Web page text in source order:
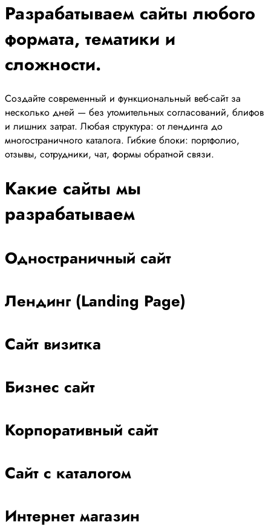
Разрабатываем сайты любого
формата, тематики и
сложности.
Создайте современный и функциональный веб-сайт за
несколько дней — без утомительных согласований, блифов
и лишних затрат. Любая структура: от лендинга до
многостраничного каталога. Гибкие блоки: портфолио,
отзывы, сотрудники, чат, формы обратной связи.
Какие сайты мы
разрабатываем
Одностраничный сайт
Лендинг (Landing Page)
Сайт визитка
Бизнес сайт
Корпоративный сайт
Сайт с каталогом
Интернет магазин